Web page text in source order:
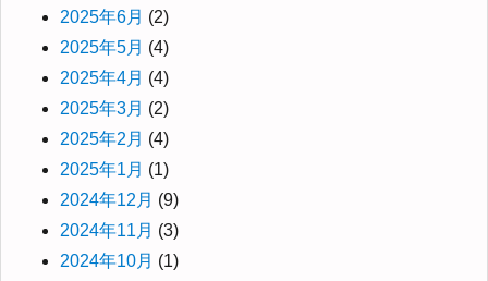
2025年6月 (2)
2025年5月 (4)
2025年4月 (4)
2025年3月 (2)
2025年2月 (4)
2025年1月 (1)
2024年12月 (9)
2024年11月 (3)
2024年10月 (1)